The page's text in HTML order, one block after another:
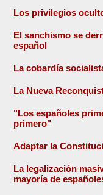
Los privilegios
El sanchismo se
español
La cobardía
La Nueva
"Los españoles
primero"
Adaptar la
La legalización
mayoría de